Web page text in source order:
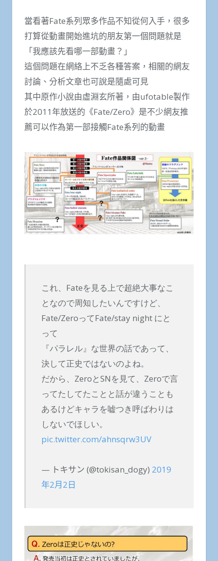
當看著Fate系列眾多作品不知從何入手，很多
打算從動畫開始進坑的朋友第一個問題就是
「我應該先看哪一部動畫？」
這個問題在網絡上不乏各種答案，相關的網友
討論、分析文章也可說是隨處可見
其中原作小說由虛淵玄所著，由ufotable製作
於2011年放送的《Fate/Zero》是不少網友推
薦可以作為第一部接觸Fate系列的動畫
これ、Fateを見る上で超絶大事なこ
となので周知したいんですけど、
Fate/ZeroってFate/stay night にと
って
『パラレル』な世界の話であって、
決して正史ではないのよね。
だから、ZeroとSNを見て、Zeroで言
ってたしてたことと話が違うことも
あるけどキャラを嘘つき呼ばわりは
しないでほしい。
pic.twitter.com/ahnsqrw3UV
— トキサン (@tokisan_dogy) 2019
年2月2日